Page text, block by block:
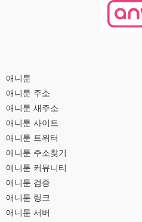
애니툰
애니툰 주소
애니툰 새주소
애니툰 사이트
애니툰 트위터
애니툰 주소찾기
애니툰 커뮤니티
애니툰 검증
애니툰 링크
애니툰 서버